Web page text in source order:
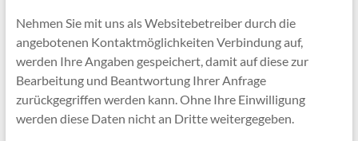
Nehmen Sie mit uns als Websitebetreiber durch die
angebotenen Kontaktmöglichkeiten Verbindung auf,
werden Ihre Angaben gespeichert, damit auf diese zur
Bearbeitung und Beantwortung Ihrer Anfrage
zurückgegriffen werden kann. Ohne Ihre Einwilligung
werden diese Daten nicht an Dritte weitergegeben.